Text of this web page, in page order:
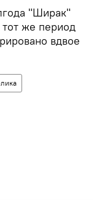
"Ширак"
же период
вдвое